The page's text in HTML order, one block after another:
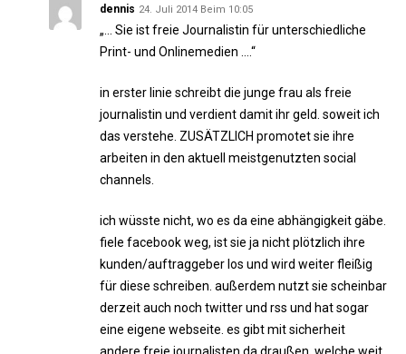
dennis 24. Juli 2014 Beim 10:05
„… Sie ist freie Journalistin für unterschiedliche
Print- und Onlinemedien ….“
in erster linie schreibt die junge frau als freie
journalistin und verdient damit ihr geld. soweit ich
das verstehe. ZUSÄTZLICH promotet sie ihre
arbeiten in den aktuell meistgenutzten social
channels.
ich wüsste nicht, wo es da eine abhängigkeit gäbe.
fiele facebook weg, ist sie ja nicht plötzlich ihre
kunden/auftraggeber los und wird weiter fleißig
für diese schreiben. außerdem nutzt sie scheinbar
derzeit auch noch twitter und rss und hat sogar
eine eigene webseite. es gibt mit sicherheit